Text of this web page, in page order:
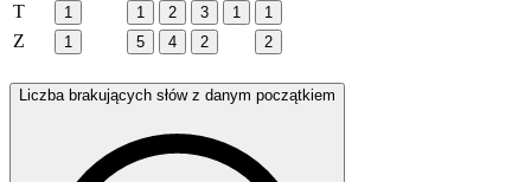
T 1 1 2 3 1 1
Z 1 5 4 2 2
Liczba brakujących słów z danym początkiem